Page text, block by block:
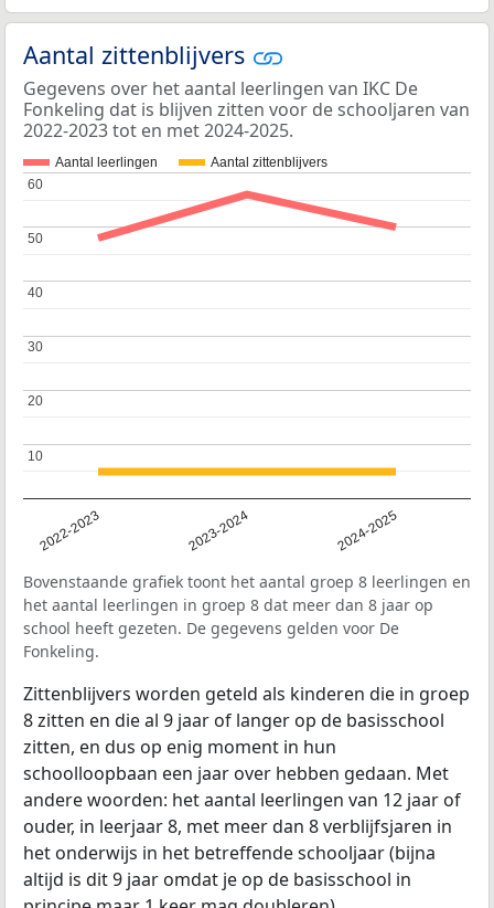
Aantal zittenblijvers
Gegevens over het aantal leerlingen van IKC De
Fonkeling dat is blijven zitten voor de schooljaren van
2022-2023 tot en met 2024-2025.
Aantal leerlingen Aantal zittenblijvers
2022-2023 2023-2024 2024-2025
10
10
20
20
30
30
40
40
50
50
60
60
Bovenstaande grafiek toont het aantal groep 8 leerlingen en
het aantal leerlingen in groep 8 dat meer dan 8 jaar op
school heeft gezeten. De gegevens gelden voor De
Fonkeling.
Zittenblijvers worden geteld als kinderen die in groep
8 zitten en die al 9 jaar of langer op de basisschool
zitten, en dus op enig moment in hun
schoolloopbaan een jaar over hebben gedaan. Met
andere woorden: het aantal leerlingen van 12 jaar of
ouder, in leerjaar 8, met meer dan 8 verblijfsjaren in
het onderwijs in het betreffende schooljaar (bijna
altijd is dit 9 jaar omdat je op de basisschool in